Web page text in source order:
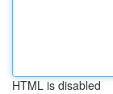
HTML is disabled